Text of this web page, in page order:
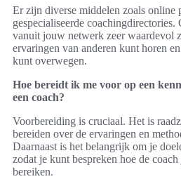
Er zijn diverse middelen zoals online
gespecialiseerde
vanuit jouw netwerk zeer waardevol
ervaringen van anderen kunt horen
kunt overwegen.
Hoe bereidt ik me voor op een
een coach?
Voorbereiding is cruciaal. Het is
bereiden over de ervaringen en
Daarnaast is het belangrijk om je
zodat je kunt bespreken hoe de
bereiken.